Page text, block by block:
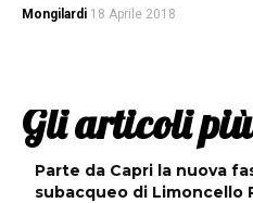
Mongilardi 18 Aprile 2018
Gli articoli
Parte da Capri la nuova
subacqueo di Limoncello